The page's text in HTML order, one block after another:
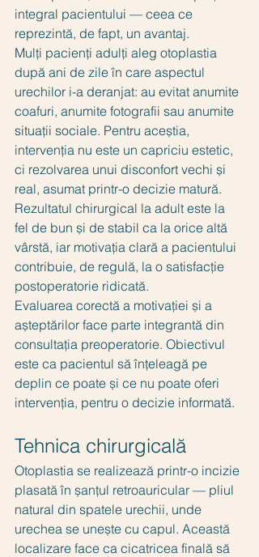
integral pacientului — ceea ce
reprezintă, de fapt, un avantaj.
Mulți pacienți adulți aleg otoplastia
după ani de zile în care aspectul
urechilor i-a deranjat: au evitat anumite
coafuri, anumite fotografii sau anumite
situații sociale. Pentru aceștia,
intervenția nu este un capriciu estetic,
ci rezolvarea unui disconfort vechi și
real, asumat printr-o decizie matură.
Rezultatul chirurgical la adult este la
fel de bun și de stabil ca la orice altă
vârstă, iar motivația clară a pacientului
contribuie, de regulă, la o satisfacție
postoperatorie ridicată.
Evaluarea corectă a motivației și a
așteptărilor face parte integrantă din
consultația preoperatorie. Obiectivul
este ca pacientul să înțeleagă pe
deplin ce poate și ce nu poate oferi
intervenția, pentru o decizie informată.
Tehnica chirurgicală
Otoplastia se realizează printr-o incizie
plasată în șanțul retroauricular — pliul
natural din spatele urechii, unde
urechea se unește cu capul. Această
localizare face ca cicatricea finală să